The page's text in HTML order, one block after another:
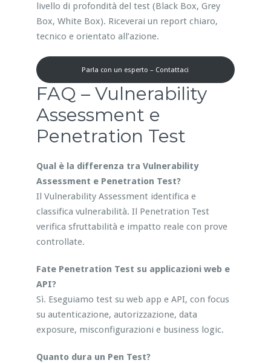
livello di profondità del test (Black Box, Grey
Box, White Box). Riceverai un report chiaro,
tecnico e orientato all’azione.
Parla con un esperto – Contattaci
FAQ – Vulnerability
Assessment e
Penetration Test
Qual è la differenza tra Vulnerability
Assessment e Penetration Test?
Il Vulnerability Assessment identifica e
classifica vulnerabilità. Il Penetration Test
verifica sfruttabilità e impatto reale con prove
controllate.
Fate Penetration Test su applicazioni web e
API?
Sì. Eseguiamo test su web app e API, con focus
su autenticazione, autorizzazione, data
exposure, misconfigurazioni e business logic.
Quanto dura un Pen Test?